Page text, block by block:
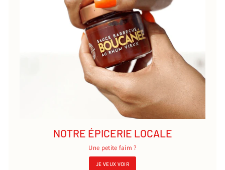
NOTRE ÉPICERIE LOCALE
Une petite faim ?
JE VEUX VOIR